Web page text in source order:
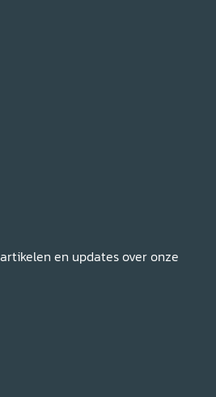
en updates over onze